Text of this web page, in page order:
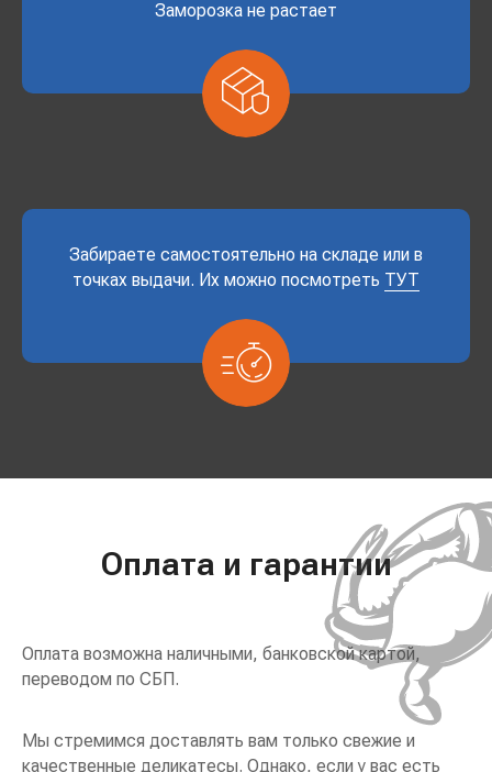
Заморозка не растает
Забираете самостоятельно на складе или в
точках выдачи. Их можно посмотреть ТУТ
Оплата и гарантии
Оплата возможна наличными, банковской картой,
переводом по СБП.
Мы стремимся доставлять вам только свежие и
качественные деликатесы. Однако, если у вас есть